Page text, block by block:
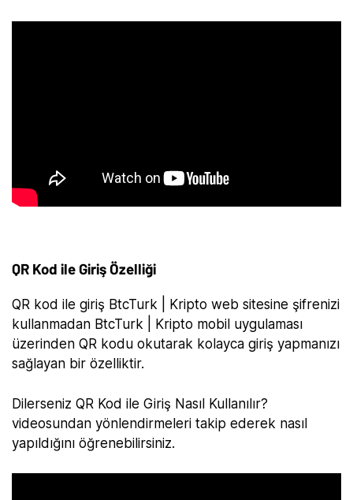
QR Kod ile Giriş Özelliği
QR kod ile giriş BtcTurk | Kripto web sitesine şifrenizi
kullanmadan BtcTurk | Kripto mobil uygulaması
üzerinden QR kodu okutarak kolayca giriş yapmanızı
sağlayan bir özelliktir.
Dilerseniz QR Kod ile Giriş Nasıl Kullanılır?
videosundan yönlendirmeleri takip ederek nasıl
yapıldığını öğrenebilirsiniz.